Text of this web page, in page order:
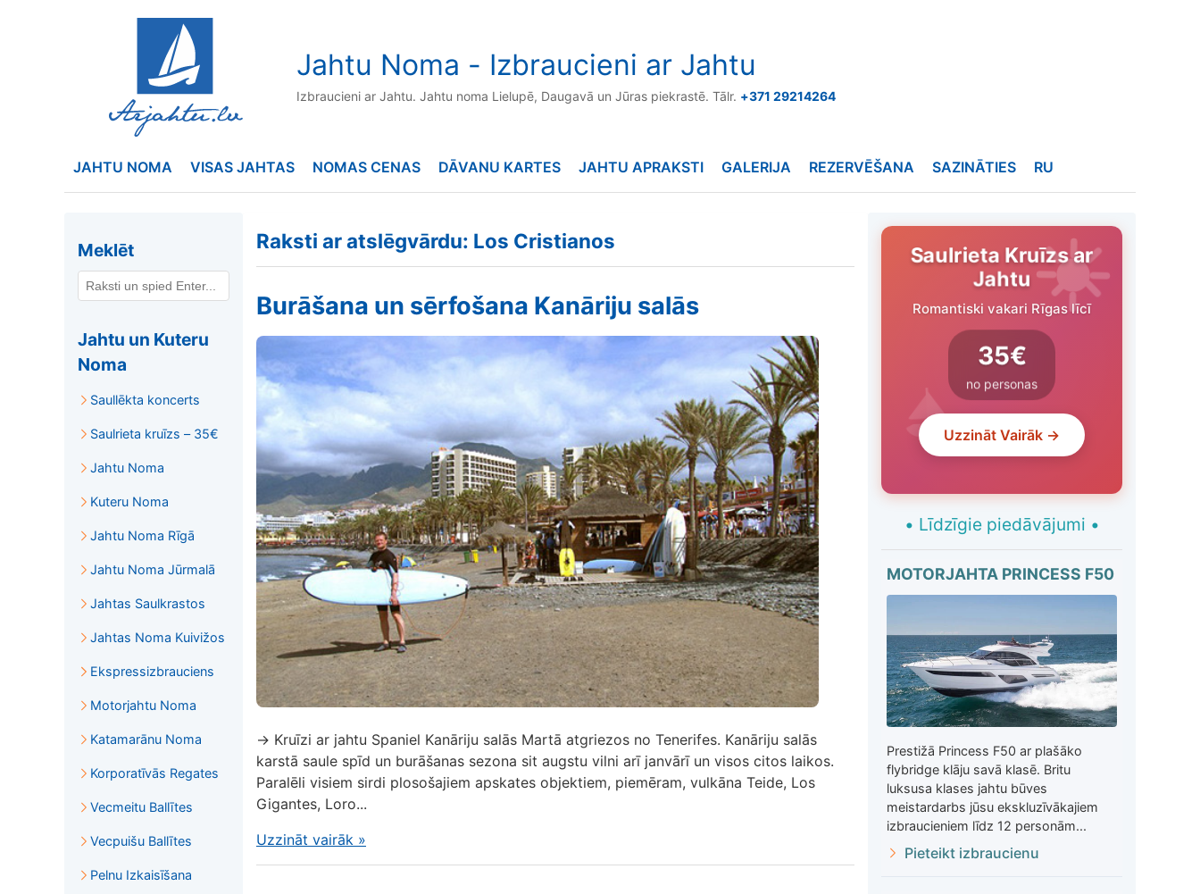
Jahtu Noma - Izbraucieni ar Jahtu
Izbraucieni ar Jahtu. Jahtu noma Lielupē, Daugavā un Jūras piekrastē. Tālr. +371 29214264
JAHTU NOMA VISAS JAHTAS NOMAS CENAS DĀVANU KARTES JAHTU APRAKSTI GALERIJA REZERVĒŠANA SAZINĀTIES RU
Meklēt
Jahtu un Kuteru
Noma
Saullēkta koncerts
Saulrieta kruīzs – 35€
Jahtu Noma
Kuteru Noma
Jahtu Noma Rīgā
Jahtu Noma Jūrmalā
Jahtas Saulkrastos
Jahtas Noma Kuivižos
Ekspressizbrauciens
Motorjahtu Noma
Katamarānu Noma
Korporatīvās Regates
Vecmeitu Ballītes
Vecpuišu Ballītes
Pelnu Izkaisīšana
Raksti ar atslēgvārdu: Los Cristianos
Burāšana un sērfošana Kanāriju salās
→ Kruīzi ar jahtu Spaniel Kanāriju salās Martā atgriezos no Tenerifes. Kanāriju salās
karstā saule spīd un burāšanas sezona sit augstu vilni arī janvārī un visos citos laikos.
Paralēli visiem sirdi plosošajiem apskates objektiem, piemēram, vulkāna Teide, Los
Gigantes, Loro...
Uzzināt vairāk »
Saulrieta Kruīzs ar
Jahtu
Romantiski vakari Rīgas līcī
35€
no personas
Uzzināt Vairāk →
• Līdzīgie piedāvājumi •
MOTORJAHTA PRINCESS F50
Prestižā Princess F50 ar plašāko
flybridge klāju savā klasē. Britu
luksusa klases jahtu būves
meistardarbs jūsu ekskluzīvākajiem
izbraucieniem līdz 12 personām...
Pieteikt izbraucienu